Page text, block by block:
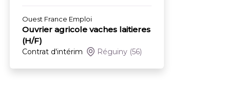
Ouest France Emploi
Ouvrier agricole vaches laitieres
(H/F)
Contrat d'intérim Réguiny (56)